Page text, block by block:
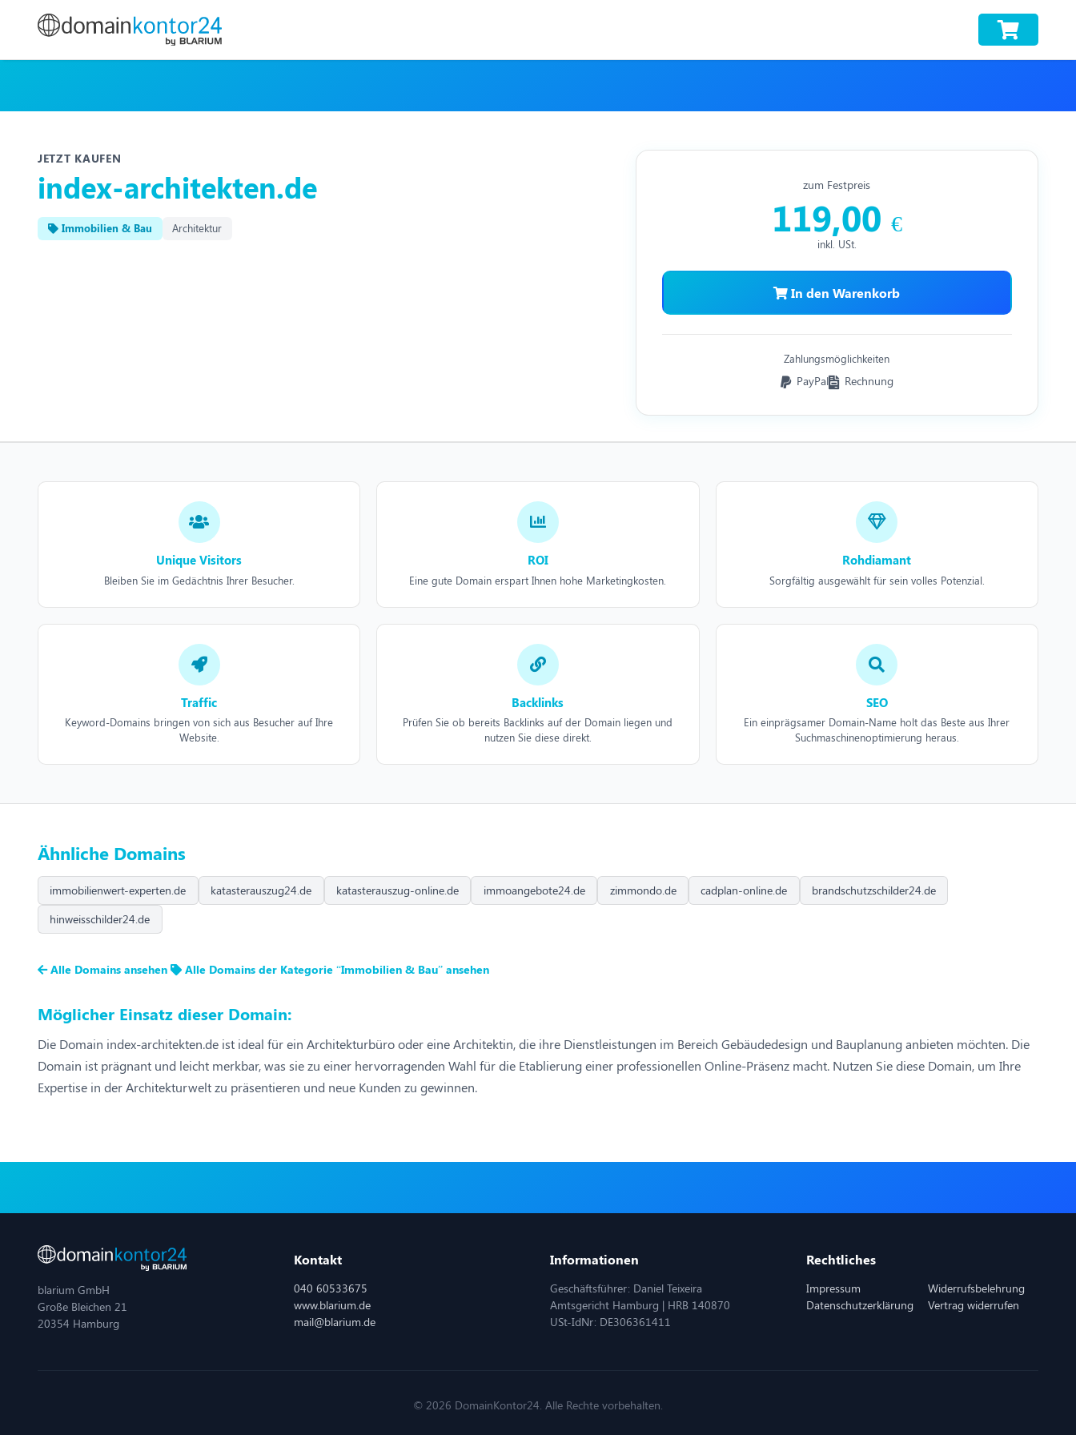
JETZT KAUFEN
index-architekten.de
Immobilien & Bau Architektur
zum Festpreis
119,00 €
inkl. USt.
In den Warenkorb
Zahlungsmöglichkeiten
PayPal Rechnung
Unique Visitors
Bleiben Sie im Gedächtnis Ihrer Besucher.
ROI
Eine gute Domain erspart Ihnen hohe Marketingkosten.
Rohdiamant
Sorgfältig ausgewählt für sein volles Potenzial.
Traffic
Keyword-Domains bringen von sich aus Besucher auf Ihre
Website.
Backlinks
Prüfen Sie ob bereits Backlinks auf der Domain liegen und
nutzen Sie diese direkt.
SEO
Ein einprägsamer Domain-Name holt das Beste aus Ihrer
Suchmaschinenoptimierung heraus.
Ähnliche Domains
immobilienwert-experten.de katasterauszug24.de katasterauszug-online.de immoangebote24.de zimmondo.de cadplan-online.de
brandschutzschilder24.de
hinweisschilder24.de
Alle Domains ansehen Alle Domains der Kategorie “Immobilien & Bau” ansehen
Möglicher Einsatz dieser Domain:
Die Domain index-architekten.de ist ideal für ein Architekturbüro oder eine Architektin, die ihre Dienstleistungen im Bereich Gebäudedesign und Bauplanung anbieten möchten. Die
Domain ist prägnant und leicht merkbar, was sie zu einer hervorragenden Wahl für die Etablierung einer professionellen Online-Präsenz macht. Nutzen Sie diese Domain, um Ihre
Expertise in der Architekturwelt zu präsentieren und neue Kunden zu gewinnen.
blarium GmbH
Große Bleichen 21
20354 Hamburg
Kontakt
040 60533675
www.blarium.de
mail@blarium.de
Informationen
Geschäftsführer: Daniel Teixeira
Amtsgericht Hamburg | HRB 140870
USt-IdNr: DE306361411
Rechtliches
Impressum
Datenschutzerklärung
Widerrufsbelehrung
Vertrag widerrufen
© 2026 DomainKontor24. Alle Rechte vorbehalten.